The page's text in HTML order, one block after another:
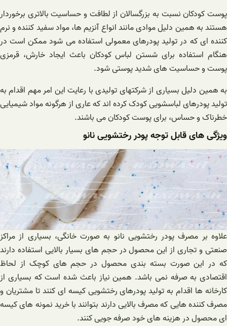
پوست کودکان نسبت به بزرگسالان از لطافت و حساسیت بالاتری برخوردار
هستند به همین دلیل موادی مانند انواع آنزیم ها، مواد سفید کننده و نرم
کننده ای که در تولید پودرهای معمولی استفاده می شود ممکن است در
هنگام استفاده برای شستن لباس کودکان باعث ایجاد خارش، قرمزی
پوست و حساسیت های شدید پوستی شود.
به همین دلیل بسیاری از شرکتهای تولیدی با رعایت این امر مهم اقدام به
تولید پودرهای لباسشویی کودک کرده اند که عاری از هرگونه مواد شیمیایی
خطرناک و حساس، برای پوست کودکان می باشند.
ویژگی های قابل توجه پودر رختشویی نانو
علاوه بر مصرف پودر رختشویی نانو به صورت خانگی، بسیاری از مراکز
صنعتی و تجاری از این محصول در حجم های بسیار بالایی استفاده دارند
که در این صورت بسته بندی محصول در حجم های کوچک از لحاظ
اقتصادی به صرفه نمی باشد. همین نیاز باعث شده است که بسیاری از
کارخانه ها اقدام به تولید پودرهای رختشویی کیسه ای کنند تا مشتریان و
مصرف کننده هایی که مصرف بالایی دارند بتوانند با خرید نمونه های کیسه
ای محصول در هزینه های خود صرفه جویی کنند.